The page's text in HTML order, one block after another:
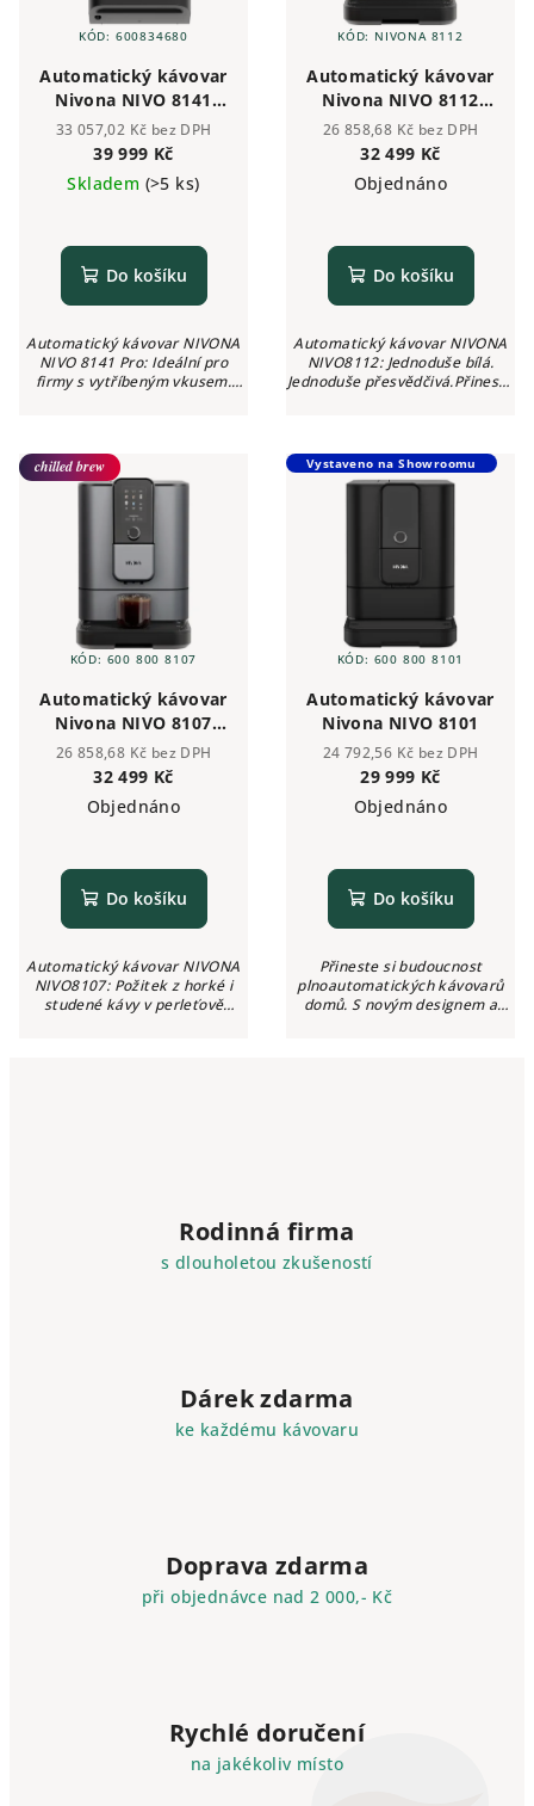
Rodinná firma
s dlouholetou zkušeností
Dárek zdarma
ke každému kávovaru
Doprava zdarma
při objednávce nad 2 000,- Kč
Rychlé doručení
na jakékoliv místo
Automatický kávovar
Nivona NIVO 8141
Hot-Cold Coffee Pro
33 057,02 Kč bez DPH
39 999 Kč
Skladem (>5 ks)
Do košíku
Automatický kávovar NIVONA
NIVO 8141 Pro: Ideální pro
firmy s vytříbeným vkusem.
kávovarů do vaši...
KÓD: 600834680
Automatický kávovar
Nivona NIVO 8112
Hot-Cold
26 858,68 Kč bez DPH
32 499 Kč
Objednáno
Do košíku
Automatický kávovar NIVONA
NIVO8112: Jednoduše bílá.
Jednoduše přesvědčivá.Přineste
novou varnou jednotkou...
KÓD: NIVONA 8112
chilled brew
Automatický kávovar
Nivona NIVO 8107
Hot-Cold
26 858,68 Kč bez DPH
32 499 Kč
Objednáno
Do košíku
Automatický kávovar NIVONA
NIVO8107: Požitek z horké i
studené kávy v perleťově
KÓD: 600 800 8107
Vystaveno na Showroomu
Automatický kávovar
Nivona NIVO 8101
24 792,56 Kč bez DPH
29 999 Kč
Objednáno
Do košíku
Přineste si budoucnost
plnoautomatických kávovarů
domů. S novým designem a
KÓD: 600 800 8101